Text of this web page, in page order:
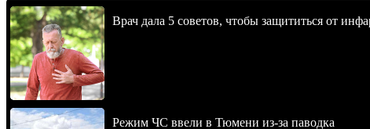
Врач дала 5 советов, чтобы защититься от
Режим ЧС ввели в Тюмени из-за паводка